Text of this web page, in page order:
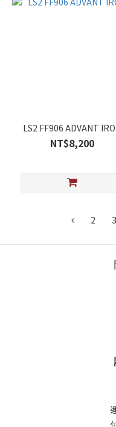
LS2 FF906 ADVANT
NT$8,200
2 3